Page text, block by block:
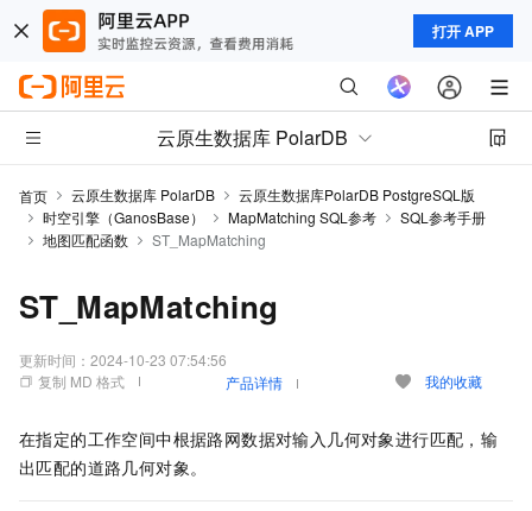
打开 APP
云原生数据库 PolarDB
首页 云原生数据库 PolarDB
云原生数据库PolarDB PostgreSQL版
时空引擎（GanosBase）
MapMatching SQL参考
SQL参考手册
地图匹配函数
ST_MapMatching
ST_MapMatching
更新时间： 2024-10-23 07:54:56
复制 MD 格式
产品详情 我的收藏
在指定的工作空间中根据路网数据对输入几何对象进行匹配，输
出匹配的道路几何对象。